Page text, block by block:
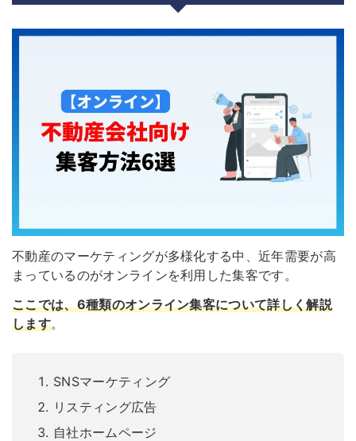
不動産のマーケティングが多様化する中、近年需要が高
まっているのがオンラインを利用した集客です。
ここでは、6種類のオンライン集客について詳しく解説
します。
SNSマーケティング
リスティング広告
自社ホームページ